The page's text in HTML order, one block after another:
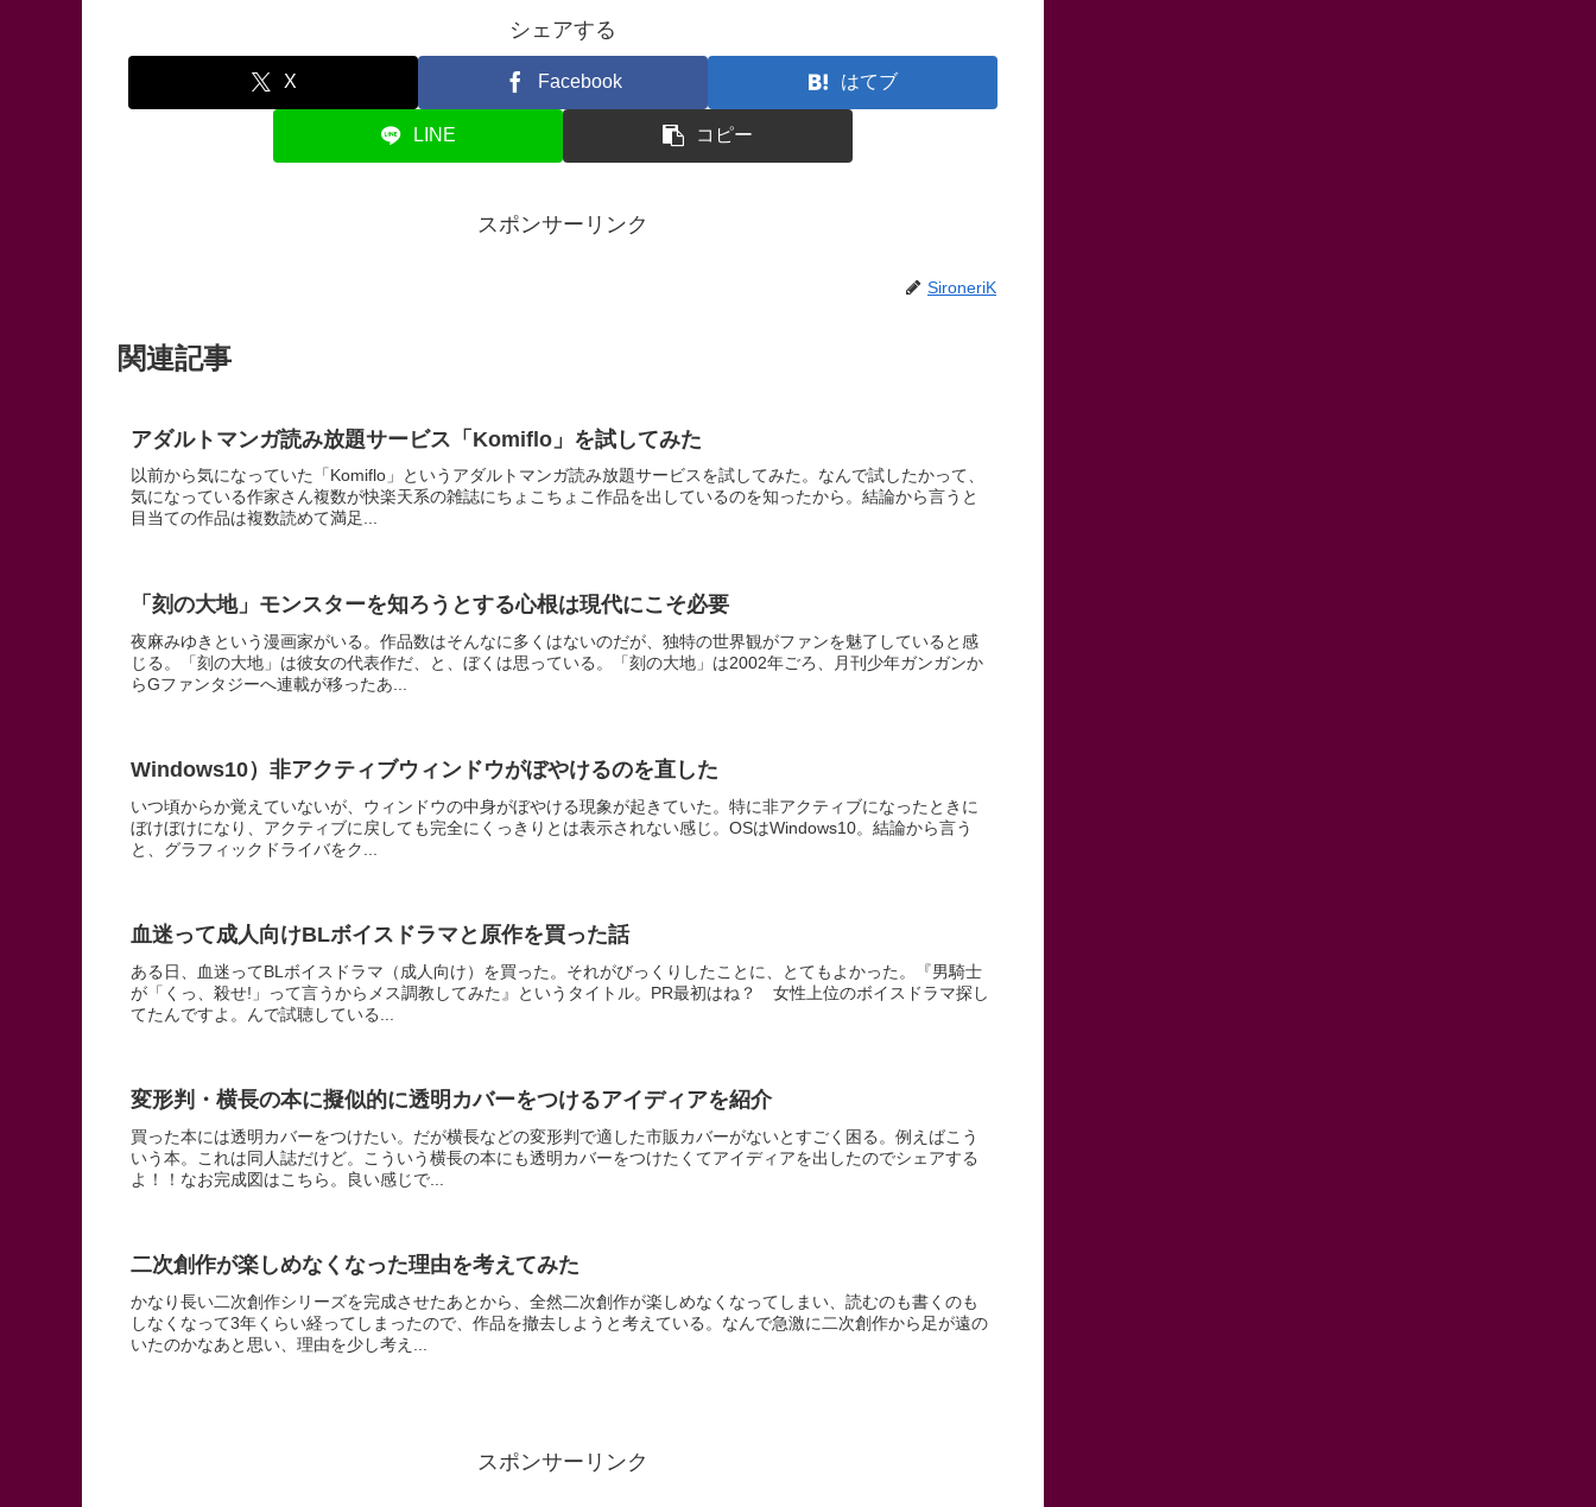
シェアする
X Facebook はてブ
LINE コピー
スポンサーリンク
SironeriK
関連記事
アダルトマンガ読み放題サービス「Komiflo」を試してみた
以前から気になっていた「Komiflo」というアダルトマンガ読み放題サービスを試してみた。なんで試したかって、
気になっている作家さん複数が快楽天系の雑誌にちょこちょこ作品を出しているのを知ったから。結論から言うと
目当ての作品は複数読めて満足...
「刻の大地」モンスターを知ろうとする心根は現代にこそ必要
夜麻みゆきという漫画家がいる。作品数はそんなに多くはないのだが、独特の世界観がファンを魅了していると感
じる。「刻の大地」は彼女の代表作だ、と、ぼくは思っている。「刻の大地」は2002年ごろ、月刊少年ガンガンか
らGファンタジーへ連載が移ったあ...
Windows10）非アクティブウィンドウがぼやけるのを直した
いつ頃からか覚えていないが、ウィンドウの中身がぼやける現象が起きていた。特に非アクティブになったときに
ぼけぼけになり、アクティブに戻しても完全にくっきりとは表示されない感じ。OSはWindows10。結論から言う
と、グラフィックドライバをク...
血迷って成人向けBLボイスドラマと原作を買った話
ある日、血迷ってBLボイスドラマ（成人向け）を買った。それがびっくりしたことに、とてもよかった。『男騎士
が「くっ、殺せ!」って言うからメス調教してみた』というタイトル。PR最初はね？ 女性上位のボイスドラマ探し
てたんですよ。んで試聴している...
変形判・横長の本に擬似的に透明カバーをつけるアイディアを紹介
買った本には透明カバーをつけたい。だが横長などの変形判で適した市販カバーがないとすごく困る。例えばこう
いう本。これは同人誌だけど。こういう横長の本にも透明カバーをつけたくてアイディアを出したのでシェアする
よ！！なお完成図はこちら。良い感じで...
二次創作が楽しめなくなった理由を考えてみた
かなり長い二次創作シリーズを完成させたあとから、全然二次創作が楽しめなくなってしまい、読むのも書くのも
しなくなって3年くらい経ってしまったので、作品を撤去しようと考えている。なんで急激に二次創作から足が遠の
いたのかなあと思い、理由を少し考え...
スポンサーリンク